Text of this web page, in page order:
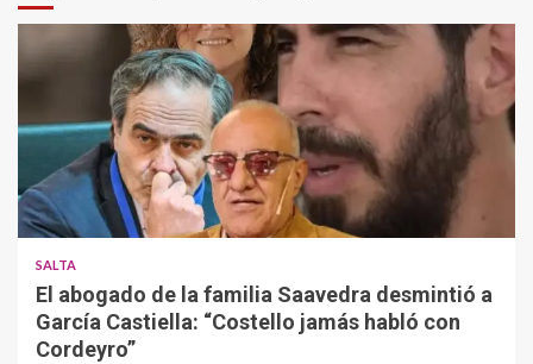
SALTA
El abogado de la familia Saavedra desmintió a
García Castiella: “Costello jamás habló con
Cordeyro”